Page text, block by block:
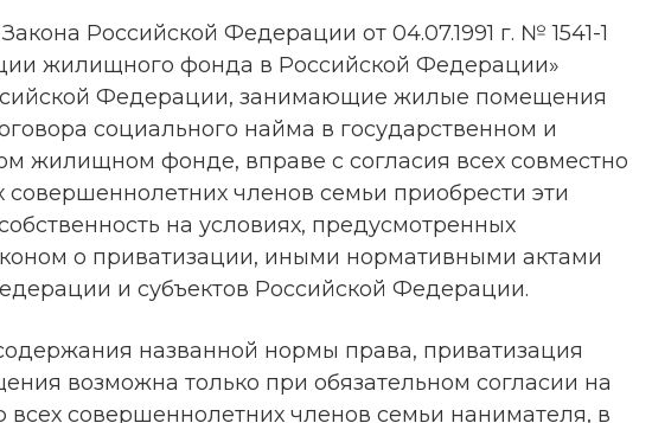
Российской Федерации от 04.07.1991 г. № 1541-1
жилищного фонда в Российской Федерации»
Федерации, занимающие жилые помещения
социального найма в государственном и
жилищном фонде, вправе с согласия всех совместно
членов семьи приобрести эти
на условиях, предусмотренных
о приватизации, иными нормативными актами
и субъектов Российской Федерации.
названной нормы права, приватизация
возможна только при обязательном согласии на
всех совершеннолетних членов семьи нанимателя, в